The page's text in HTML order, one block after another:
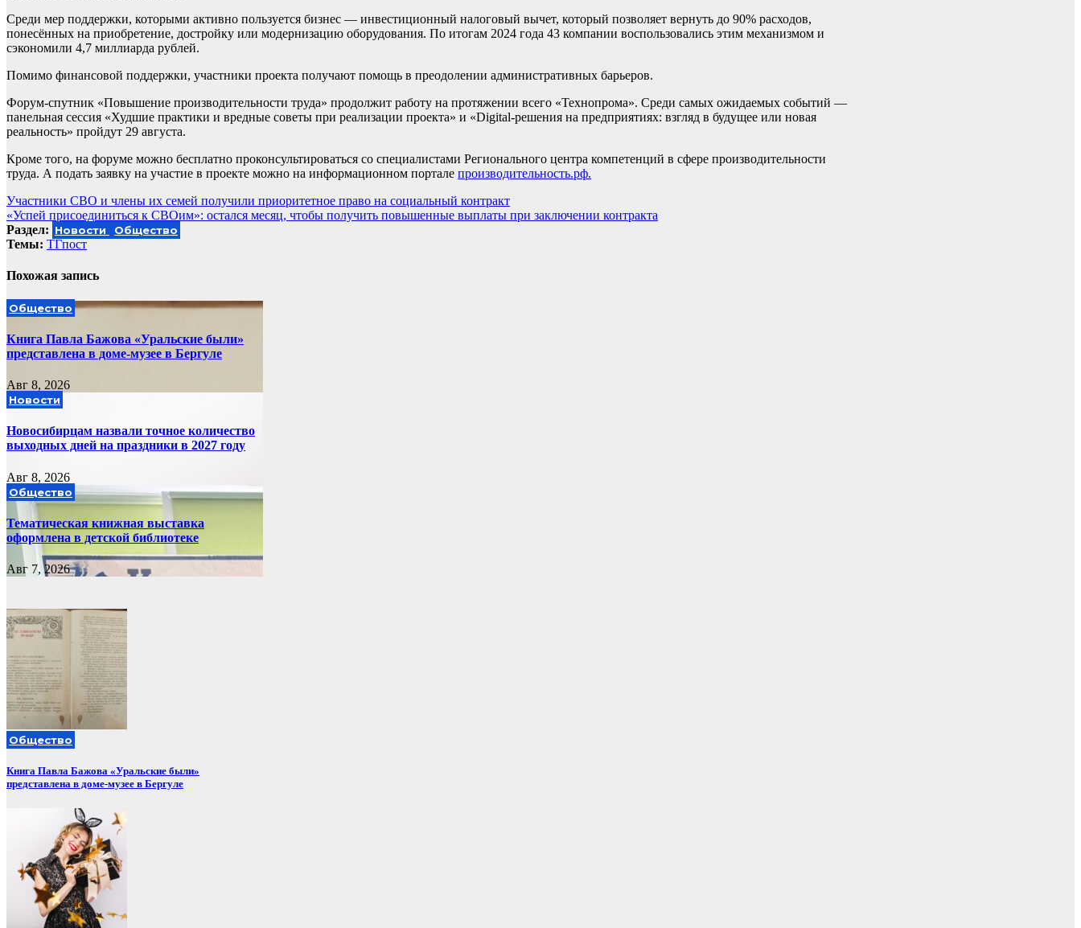
Среди мер поддержки, которыми активно пользуется бизнес — инвестиционный налоговый вычет, который позволяет вернуть до 90% расходов,
понесённых на приобретение, достройку или модернизацию оборудования. По итогам 2024 года 43 компании воспользовались этим механизмом и
сэкономили 4,7 миллиарда рублей.
Помимо финансовой поддержки, участники проекта получают помощь в преодолении административных барьеров.
Форум-спутник «Повышение производительности труда» продолжит работу на протяжении всего «Технопрома». Среди самых ожидаемых событий —
панельная сессия «Худшие практики и вредные советы при реализации проекта» и «Digital-решения на предприятиях: взгляд в будущее или новая
реальность» пройдут 29 августа.
Кроме того, на форуме можно бесплатно проконсультироваться со специалистами Регионального центра компетенций в сфере производительности
труда. А подать заявку на участие в проекте можно на информационном портале производительность.рф.
Навигация
по
записям
Участники СВО и члены их семей получили приоритетное право на социальный контракт
«Успей присоединиться к СВОим»: остался месяц, чтобы получить повышенные выплаты при заключении контракта
Раздел: Новости Общество
Темы: ТГпост
Похожая запись
Общество
Книга Павла Бажова «Уральские были»
представлена в доме-музее в Бергуле
Авг 8, 2026
Новости
Новосибирцам назвали точное количество
выходных дней на праздники в 2027 году
Авг 8, 2026
Общество
Тематическая книжная выставка
оформлена в детской библиотеке
Авг 7, 2026
Общество
Книга Павла Бажова «Уральские были»
представлена в доме-музее в Бергуле